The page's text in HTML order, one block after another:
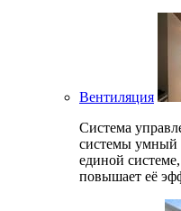
Вентиляция
Система
системы умный
единой
повышает её